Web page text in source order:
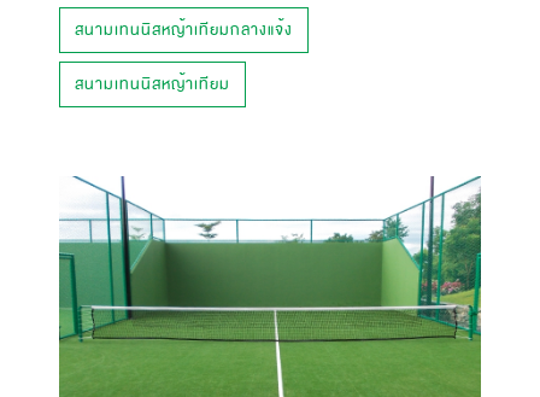
สนามเทนนิสหญ้าเทียมกลางแจ้ง
สนามเทนนิสหญ้าเทียม